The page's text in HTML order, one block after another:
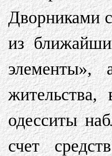
Дворниками
из
одесситы
счет